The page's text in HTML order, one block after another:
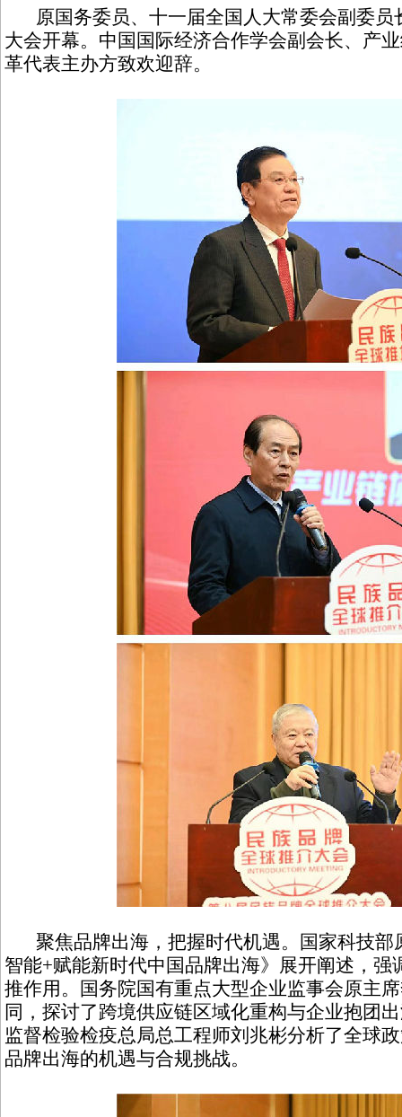
原国务委员、十一届全国人大常委会副委员
大会开幕。中国国际经济合作学会副会长、产
革代表主办方致欢迎辞。
聚焦品牌出海，把握时代机遇。国家科技部
智能+赋能新时代中国品牌出海》展开阐述，
推作用。国务院国有重点大型企业监事会原主
同，探讨了跨境供应链区域化重构与企业抱团
监督检验检疫总局总工程师刘兆彬分析了全球
品牌出海的机遇与合规挑战。